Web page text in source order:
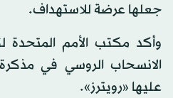
جعلها عرضة للاستهداف.
وأكد مكتب الأمم المتحدة
الانسحاب الروسي في
عليها «رويترز».